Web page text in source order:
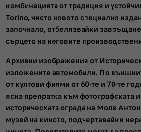
комбинацията от традиция и
Torino, чисто новото специално
започнало, отбелязвайки
сърцето на неговите
Архивни изображения от
изложените автомобили. По
от култови филми от 60-те и 70-те
ясна препратка към
историческата ограда на Моле
музей на киното, подчертавайки